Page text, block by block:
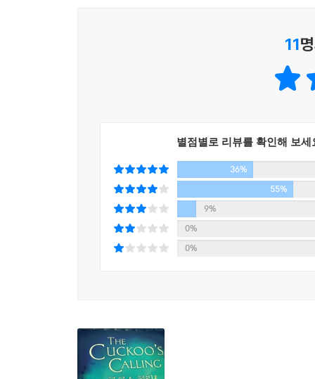
발달, 프로파일링과 같은 정밀하고 논리적인 수
봤을 때 《쿠쿠스 콜링》은 기존의 탐정소설
랜드리는 소설이 시작되기 전 시점에서 단순히
자신이 어떤 사람이었는지를 드러낸다. 이 점
또 하나의 특징은 조앤 K. 롤링의 신랄한 풍자
《쿠쿠스 콜링》은 작가가 조앤 K. 롤링임이 밝
갖추고 있는 날카로운 현대소설”이라고 평했으
[허핑턴 포스트]는 “거의 죽은 것이나 다름없던 장
11
별점별로 리뷰를 확인해 보세
36%
55%
9%
0%
0%